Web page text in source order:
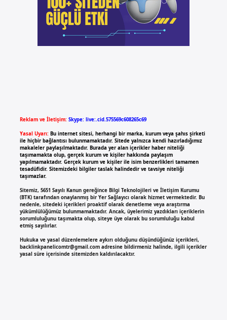
Reklam ve İletişim: Skype: live:.cid.575569c608265c69
Yasal Uyarı: Bu internet sitesi, herhangi bir marka, kurum veya şahıs şirketi
ile hiçbir bağlantısı bulunmamaktadır. Sitede yalnızca kendi hazırladığımız
makaleler paylaşılmaktadır. Burada yer alan içerikler haber niteliği
taşımamakta olup, gerçek kurum ve kişiler hakkında paylaşım
yapılmamaktadır. Gerçek kurum ve kişiler ile isim benzerlikleri tamamen
tesadüfidir. Sitemizdeki bilgiler taslak halindedir ve tavsiye niteliği
taşımazlar.
Sitemiz, 5651 Sayılı Kanun gereğince Bilgi Teknolojileri ve İletişim Kurumu
(BTK) tarafından onaylanmış bir Yer Sağlayıcı olarak hizmet vermektedir. Bu
nedenle, sitedeki içerikleri proaktif olarak denetleme veya araştırma
yükümlülüğümüz bulunmamaktadır. Ancak, üyelerimiz yazdıkları içeriklerin
sorumluluğunu taşımakta olup, siteye üye olarak bu sorumluluğu kabul
etmiş sayılırlar.
Hukuka ve yasal düzenlemelere aykırı olduğunu düşündüğünüz içerikleri,
backlinkpanelicomtr@gmail.comadresine bildirmeniz halinde, ilgili içerikler
yasal süre içerisinde sitemizden kaldırılacaktır.